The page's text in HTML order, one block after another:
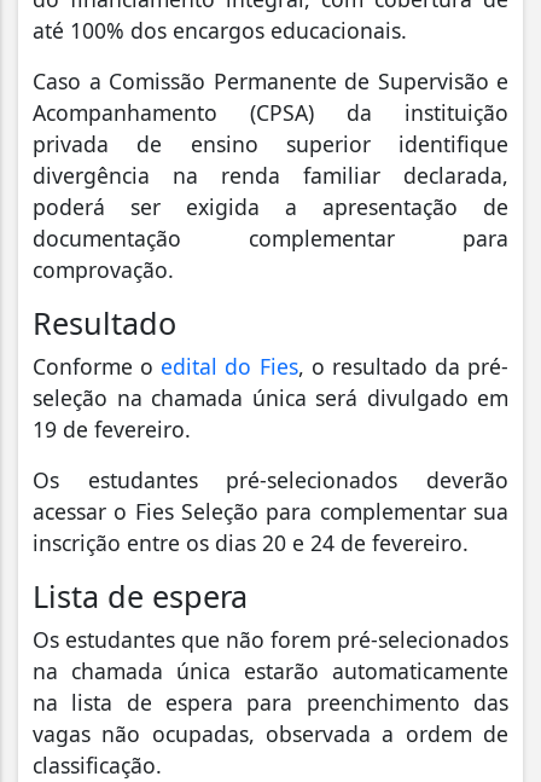
até 100% dos encargos educacionais.
Caso a Comissão Permanente de Supervisão e
Acompanhamento (CPSA) da instituição
privada de ensino superior identifique
divergência na renda familiar declarada,
poderá ser exigida a apresentação de
documentação complementar para
comprovação.
Resultado
Conforme o edital do Fies, o resultado da pré-
seleção na chamada única será divulgado em
19 de fevereiro.
Os estudantes pré-selecionados deverão
acessar o Fies Seleção para complementar sua
inscrição entre os dias 20 e 24 de fevereiro.
Lista de espera
Os estudantes que não forem pré-selecionados
na chamada única estarão automaticamente
na lista de espera para preenchimento das
vagas não ocupadas, observada a ordem de
classificação.